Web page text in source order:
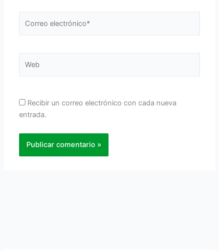
Recibir un correo electrónico con cada nueva
entrada.